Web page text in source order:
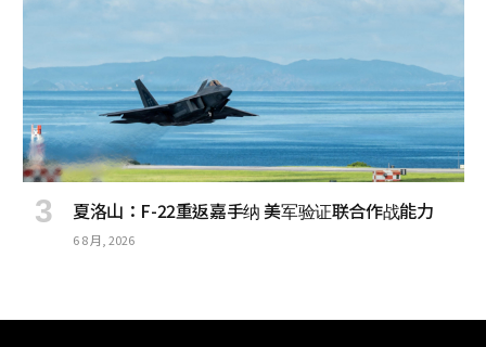
夏洛山：F-22重返嘉手纳 美军验证联合作战能力
6 8 月, 2026